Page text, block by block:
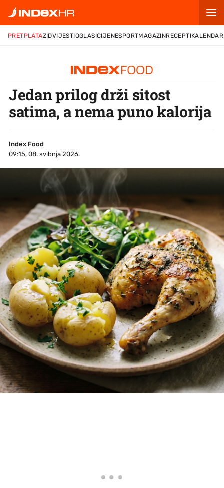
PRETPLATAZIDVIJESTIOGLASICIJENESPORTMAGAZINRECEPTIKALENDAR
Jedan prilog drži sitost
satima, a nema puno kalorija
Index Food
09:15, 08. svibnja 2026.